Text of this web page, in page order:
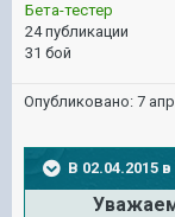
Бета-тестер
24 публикации
31 бой
Опубликовано: 7
В 02.04.2015